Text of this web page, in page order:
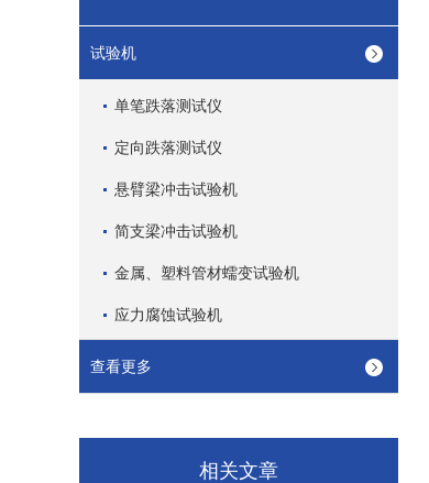
试验机
单笔跌落测试仪
定向跌落测试仪
悬臂梁冲击试验机
简支梁冲击试验机
金属、塑料管材蠕变试验机
应力腐蚀试验机
查看更多
相关文章